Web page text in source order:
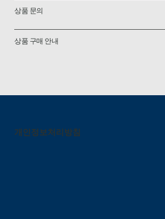
상품 문의
상품 구매 안내
개인정보처리방침